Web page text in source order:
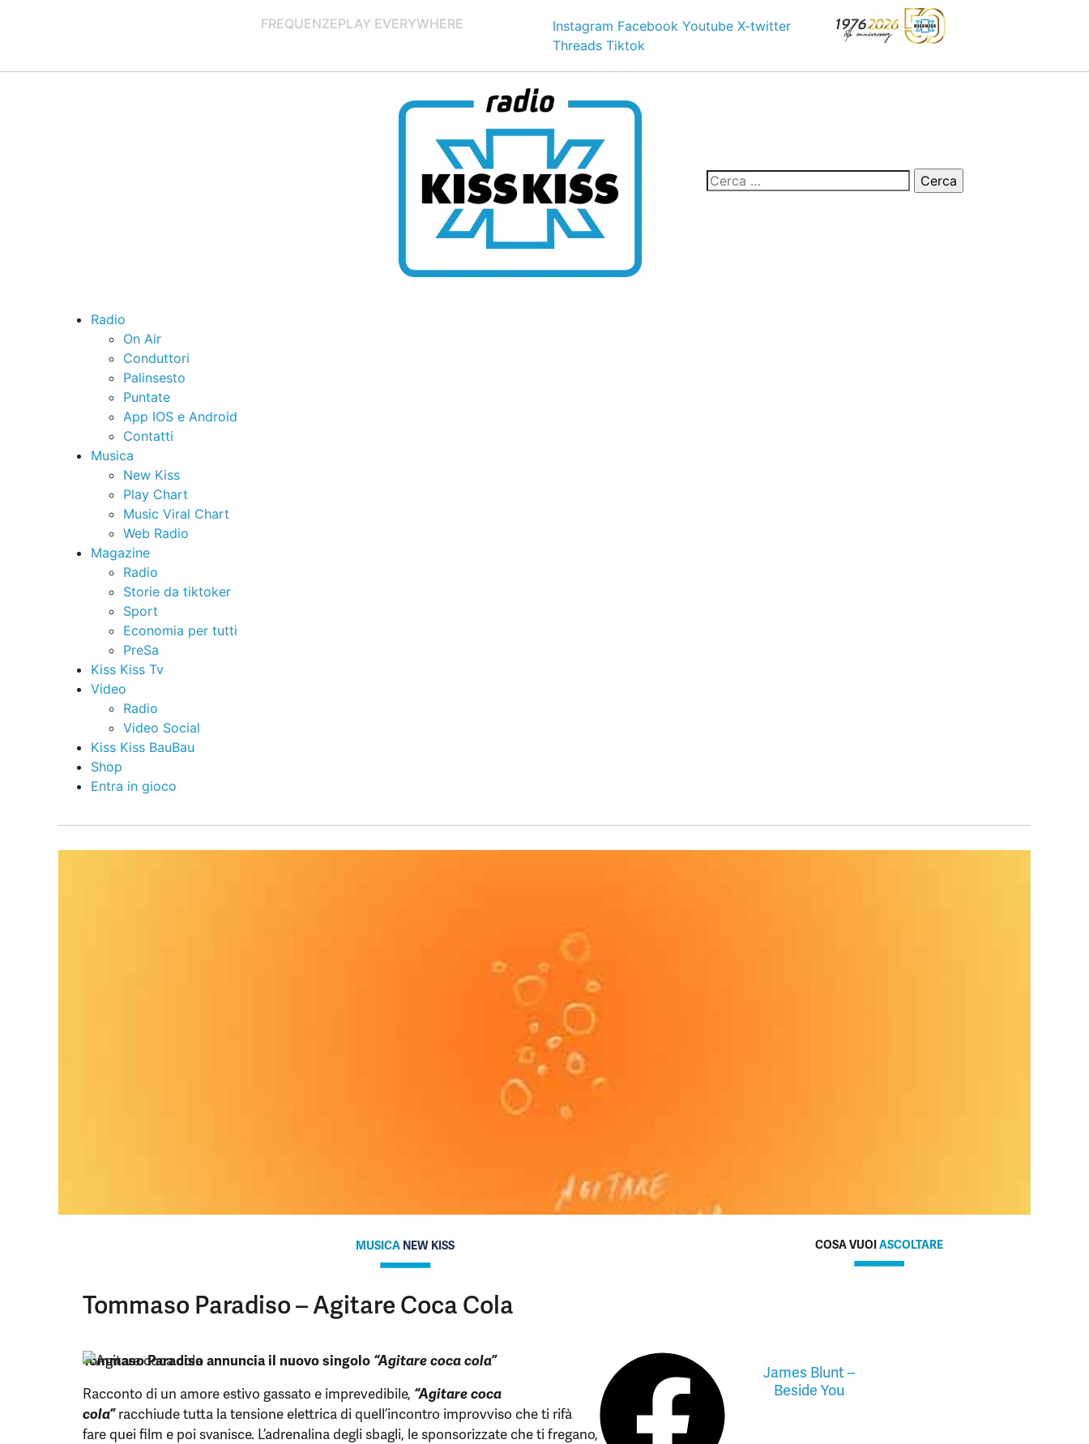
FREQUENZEPLAY EVERYWHERE Instagram Facebook Youtube X-twitter
Threads Tiktok
Radio
On Air
Conduttori
Palinsesto
Puntate
App IOS e Android
Contatti
Musica
New Kiss
Play Chart
Music Viral Chart
Web Radio
Magazine
Radio
Storie da tiktoker
Sport
Economia per tutti
PreSa
Kiss Kiss Tv
Video
Radio
Video Social
Kiss Kiss BauBau
Shop
Entra in gioco
MUSICANEW KISS
Tommaso Paradiso – Agitare Coca Cola
Tommaso Paradisoannuncia il nuovo singolo “Agitare coca cola”
Racconto di un amore estivo gassato e imprevedibile, “Agitare coca
cola”racchiude tutta la tensione elettrica di quell’incontro improvviso che ti rifà
fare quei film e poi svanisce. L’adrenalina degli sbagli, le sponsorizzate che ti fregano,
COSA VUOIASCOLTARE
James Blunt –
Beside You